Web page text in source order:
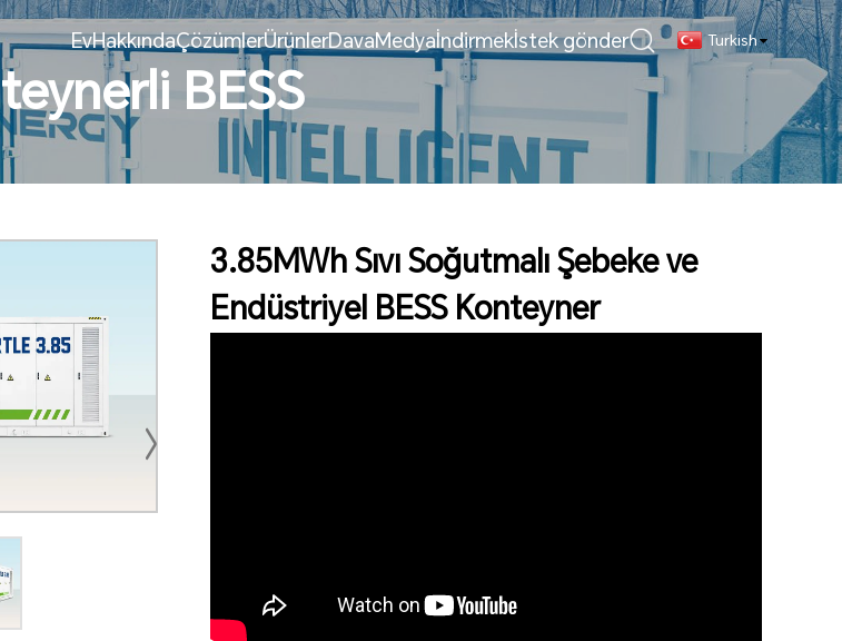
EvHakkındaÇözümlerÜrünlerDavaMedyaİndirmekİstek gönder Turkish
BESS
3.85MWh Sıvı Soğutmalı Şebeke ve
Endüstriyel BESS Konteyner